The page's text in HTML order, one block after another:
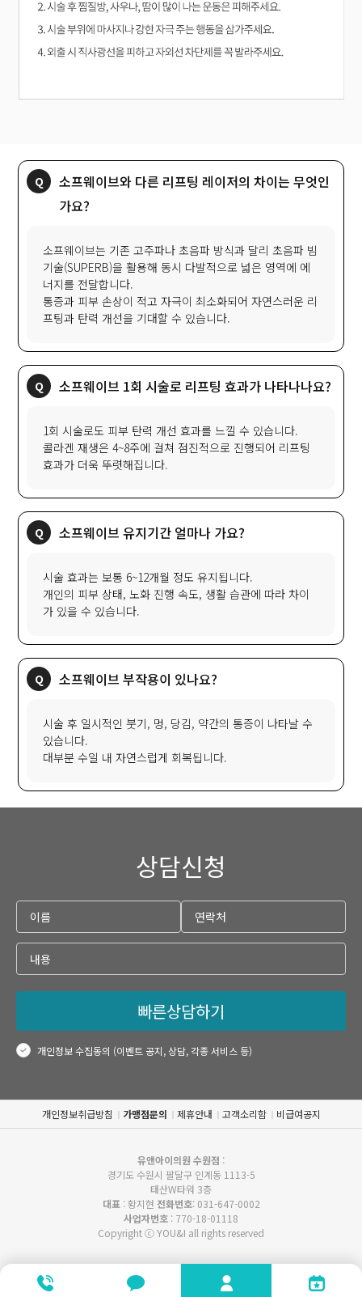
소프웨이브와 다른 리프팅 레이저의 차이는 무엇인
가요?
소프웨이브는 기존 고주파나 초음파 방식과 달리 초음파 빔
기술(SUPERB)을 활용해 동시 다발적으로 넓은 영역에 에
너지를 전달합니다.
통증과 피부 손상이 적고 자극이 최소화되어 자연스러운 리
프팅과 탄력 개선을 기대할 수 있습니다.
소프웨이브 1회 시술로 리프팅 효과가 나타나나요?
1회 시술로도 피부 탄력 개선 효과를 느낄 수 있습니다.
콜라겐 재생은 4~8주에 걸쳐 점진적으로 진행되어 리프팅
효과가 더욱 뚜렷해집니다.
소프웨이브 유지기간 얼마나 가요?
시술 효과는 보통 6~12개월 정도 유지됩니다.
개인의 피부 상태, 노화 진행 속도, 생활 습관에 따라 차이
가 있을 수 있습니다.
소프웨이브 부작용이 있나요?
시술 후 일시적인 붓기, 멍, 당김, 약간의 통증이 나타날 수
있습니다.
대부분 수일 내 자연스럽게 회복됩니다.
상담신청
빠른상담하기
개인정보 수집동의 (이벤트 공지, 상담, 각종 서비스 등)
개인정보취급방침 가맹점문의 제휴안내 고객소리함 비급여공지
유앤아이의원 수원점 :
경기도 수원시 팔달구 인계동 1113-5
태산W타워 3층
대표: 황지현 전화번호: 031-647-0002
사업자번호 : 770-18-01118
Copyright ⓒ YOU&I all rights reserved